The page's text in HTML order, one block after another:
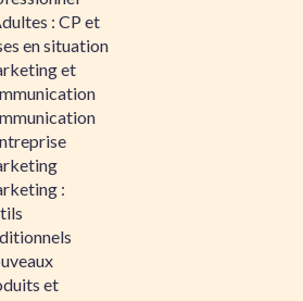
: CP et
en situation
et
:
et